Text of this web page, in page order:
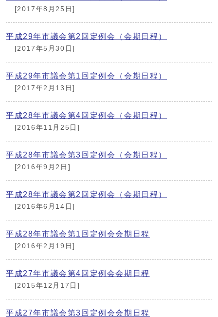
[2017年8月25日]
平成29年市議会第2回定例会（会期日程）
[2017年5月30日]
平成29年市議会第1回定例会（会期日程）
[2017年2月13日]
平成28年市議会第4回定例会（会期日程）
[2016年11月25日]
平成28年市議会第3回定例会（会期日程）
[2016年9月2日]
平成28年市議会第2回定例会（会期日程）
[2016年6月14日]
平成28年市議会第1回定例会会期日程
[2016年2月19日]
平成27年市議会第4回定例会会期日程
[2015年12月17日]
平成27年市議会第3回定例会会期日程